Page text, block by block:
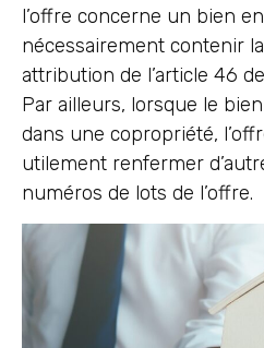
l’offre concerne un bien
nécessairement contenir
attribution de l’article 46
Par ailleurs, lorsque le
dans une copropriété,
utilement renfermer
numéros de lots de l’offre.